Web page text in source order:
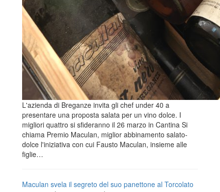
L'azienda di Breganze invita gli chef under 40 a
presentare una proposta salata per un vino dolce. I
migliori quattro si sfideranno il 26 marzo in Cantina Si
chiama Premio Maculan, miglior abbinamento salato-
dolce l'iniziativa con cui Fausto Maculan, insieme alle
figlie…
Maculan svela il segreto del suo panettone al Torcolato